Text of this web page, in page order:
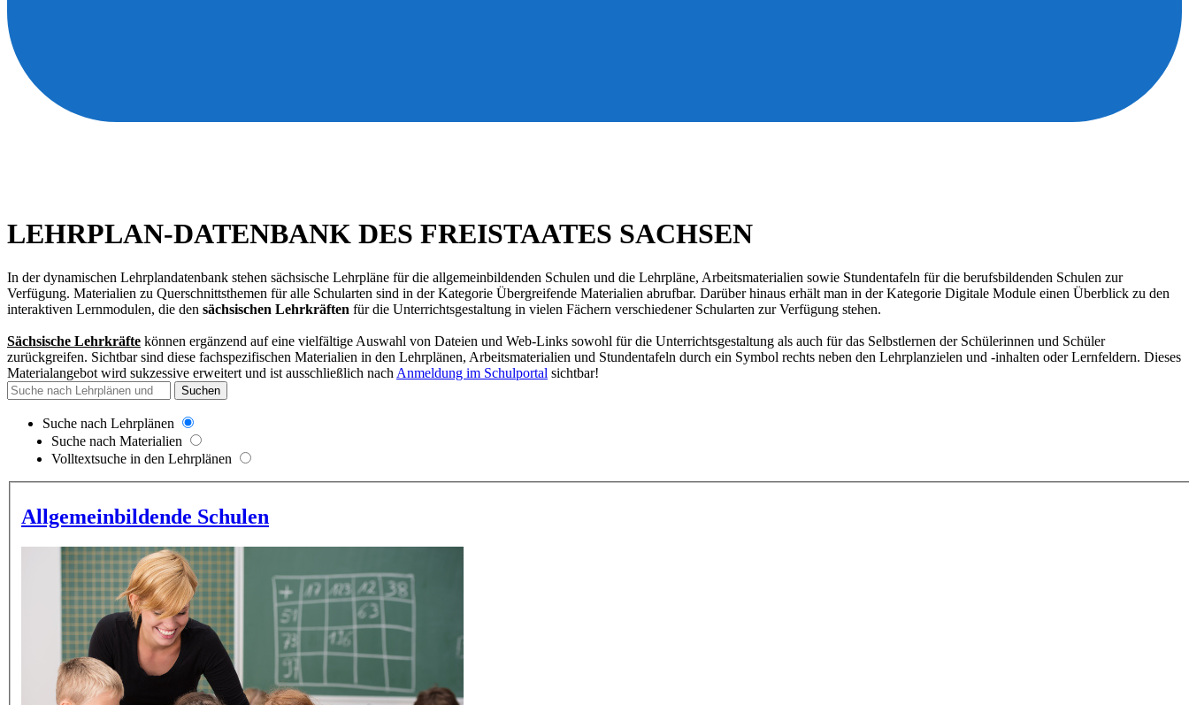
LEHRPLAN-DATENBANK DES FREISTAATES SACHSEN
In der dynamischen Lehrplandatenbank stehen sächsische Lehrpläne für die allgemeinbildenden Schulen und die Lehrpläne, Arbeitsmaterialien sowie Stundentafeln für die berufsbildenden Schulen zur
Verfügung. Materialien zu Querschnittsthemen für alle Schularten sind in der Kategorie Übergreifende Materialien abrufbar. Darüber hinaus erhält man in der Kategorie Digitale Module einen Überblick zu den
interaktiven Lernmodulen, die den sächsischen Lehrkräften für die Unterrichtsgestaltung in vielen Fächern verschiedener Schularten zur Verfügung stehen.
Sächsische Lehrkräfte können ergänzend auf eine vielfältige Auswahl von Dateien und Web-Links sowohl für die Unterrichtsgestaltung als auch für das Selbstlernen der Schülerinnen und Schüler
zurückgreifen. Sichtbar sind diese fachspezifischen Materialien in den Lehrplänen, Arbeitsmaterialien und Stundentafeln durch ein Symbol rechts neben den Lehrplanzielen und -inhalten oder Lernfeldern. Dieses
Materialangebot wird sukzessive erweitert und ist ausschließlich nach Anmeldung im Schulportal sichtbar!
Suchen
Suche nach Lehrplänen
Suche nach Materialien
Volltextsuche in den Lehrplänen
Allgemeinbildende Schulen